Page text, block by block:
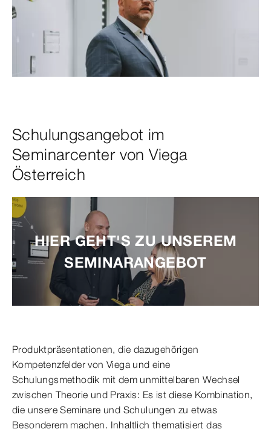
Schulungsangebot im
Seminarcenter von Viega
Österreich
HIER GEHT'S ZU UNSEREM
SEMINARANGEBOT
Produktpräsentationen, die dazugehörigen
Kompetenzfelder von Viega und eine
Schulungsmethodik mit dem unmittelbaren Wechsel
zwischen Theorie und Praxis: Es ist diese Kombination,
die unsere Seminare und Schulungen zu etwas
Besonderem machen. Inhaltlich thematisiert das